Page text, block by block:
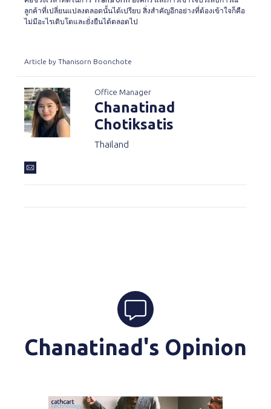
ลูกค้าที่เปลี่ยนแปลงตลอดนั้นได้เปรียบ สิ่งสำคัญอีกอย่างที่ต้องเข้าใจก็คือ
ไม่มีอะไรเติบโตและยั่งยืนได้ตลอดไป
Article by Thanisorn Boonchote
Office Manager
Chanatinad
Chotiksatis
Thailand
Chanatinad's Opinion